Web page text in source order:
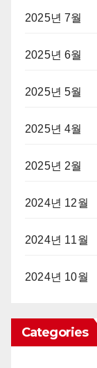
2025년 7월
2025년 6월
2025년 5월
2025년 4월
2025년 2월
2024년 12월
2024년 11월
2024년 10월
Categories